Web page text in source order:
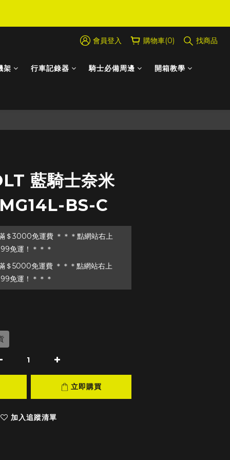
會員登入 購物車(0) 找商品
架 行車記錄器 騎士必備周邊 開箱教學
藍騎士奈米
BS-C
＄3000免運費 ＊＊＊點網站右上
免運！＊＊＊
＄5000免運費 ＊＊＊點網站右上
免運！＊＊＊
立即購買
加入追蹤清單